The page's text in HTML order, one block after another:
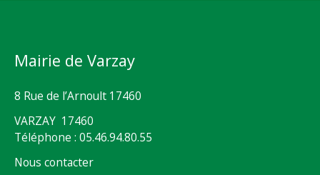
Mairie de Varzay
8 Rue de l’Arnoult 17460
VARZAY 17460
Téléphone : 05.46.94.80.55
Nous contacter